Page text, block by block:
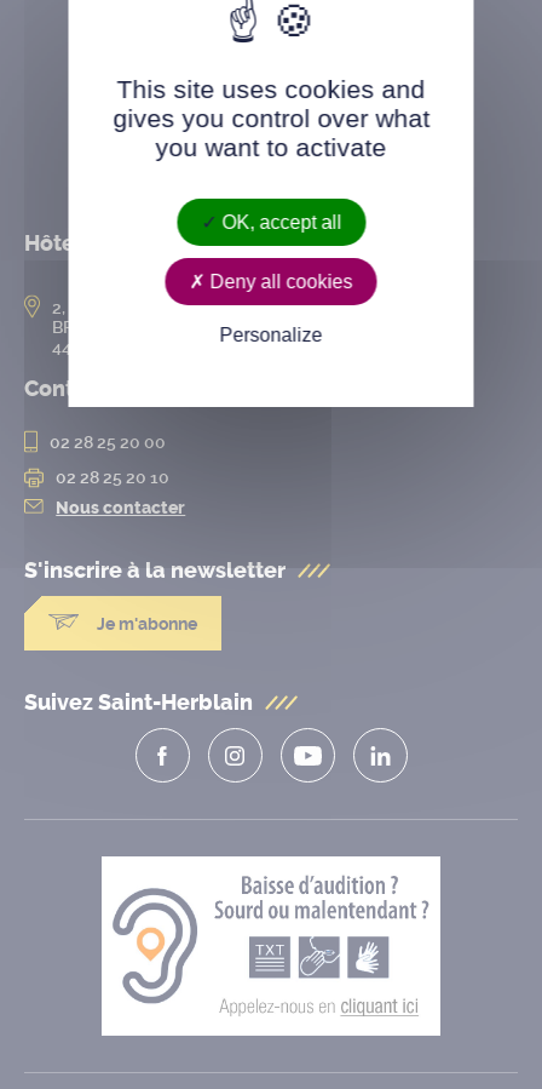
Hôtel de ville
2, rue de l’Hôtel-de-Ville
BP 50167
44802 Saint-Herblain cedex
Contact
02 28 25 20 00
02 28 25 20 10
Nous contacter
S'inscrire à la newsletter
Je m'abonne
Suivez Saint-Herblain
This site uses cookies and
gives you control over what
you want to activate
OK, accept all
Deny all cookies
Personalize